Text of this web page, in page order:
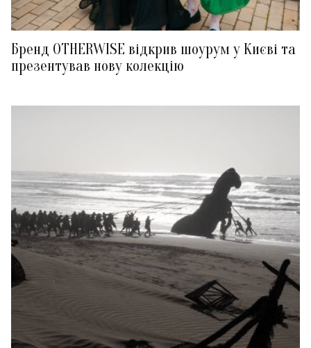
Бренд OTHERWISE відкрив шоурум у Києві та
презентував нову колекцію